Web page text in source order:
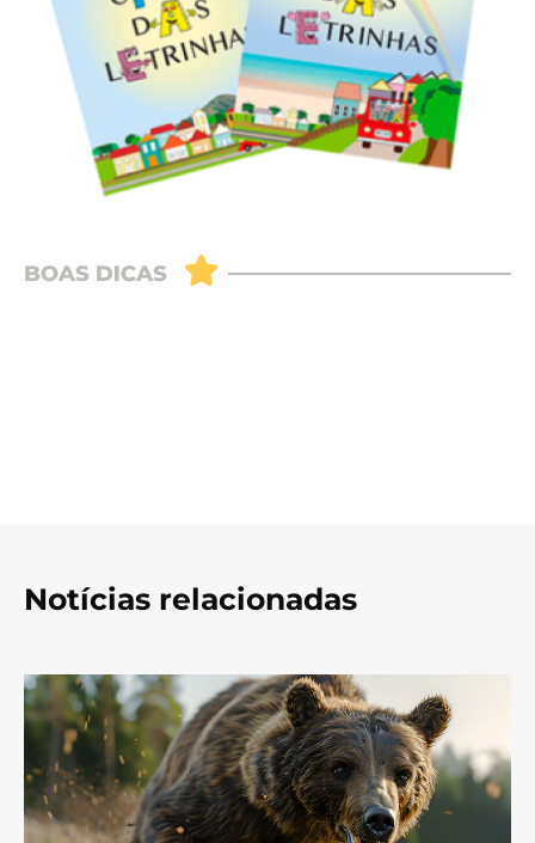
Notícias relacionadas